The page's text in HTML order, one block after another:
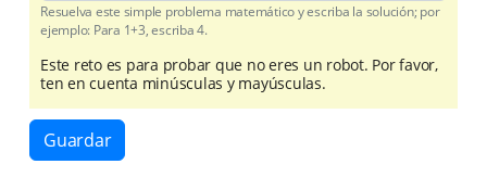
Resuelva este simple problema matemático y escriba la solución; por
ejemplo: Para 1+3, escriba 4.
Este reto es para probar que no eres un robot. Por favor,
ten en cuenta minúsculas y mayúsculas.
Guardar